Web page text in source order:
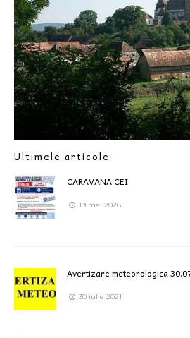
Ultimele articole
CARAVANA CEI
19 mai 2026
Avertizare meteorologica
30 iulie 2021